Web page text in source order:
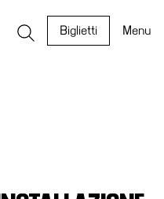
Biglietti Menu